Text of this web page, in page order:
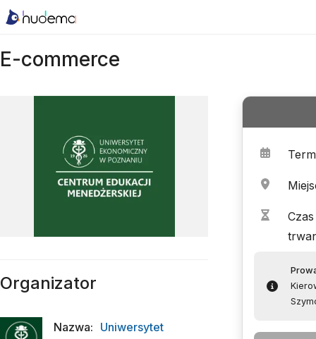
E-commerce
Czas
Organizator
Nazwa: Uniwersytet